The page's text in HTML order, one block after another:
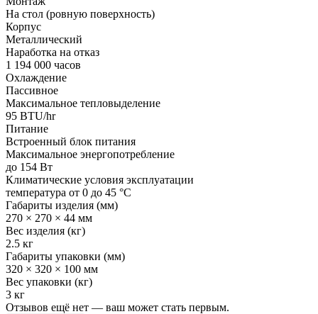
На стол (ровную поверхность)
Корпус
Металлический
Наработка на отказ
1 194 000 часов
Охлаждение
Пассивное
Максимальное тепловыделение
95 BTU/hr
Питание
Встроенный блок питания
Максимальное энергопотребление
до 154 Вт
Климатические условия эксплуатации
температура от 0 до 45 °С
Габариты изделия (мм)
270 × 270 × 44 мм
Вес изделия (кг)
2.5 кг
Габариты упаковки (мм)
320 × 320 × 100 мм
Вес упаковки (кг)
3 кг
Отзывов ещё нет — ваш может стать первым.